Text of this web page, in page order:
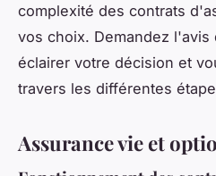
complexité des contrats
vos choix. Demandez
éclairer votre décision et
travers les différentes
Assurance vie et